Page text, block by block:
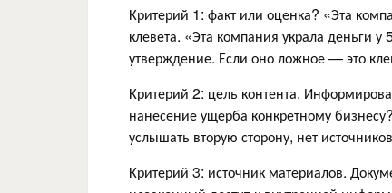
Критерий 1: факт или оценка? «Эта
клевета. «Эта компания украла деньги
утверждение. Если оно ложное — это
Критерий 2: цель контента.
нанесение ущерба конкретному
услышать вторую сторону, нет
Критерий 3: источник материалов.